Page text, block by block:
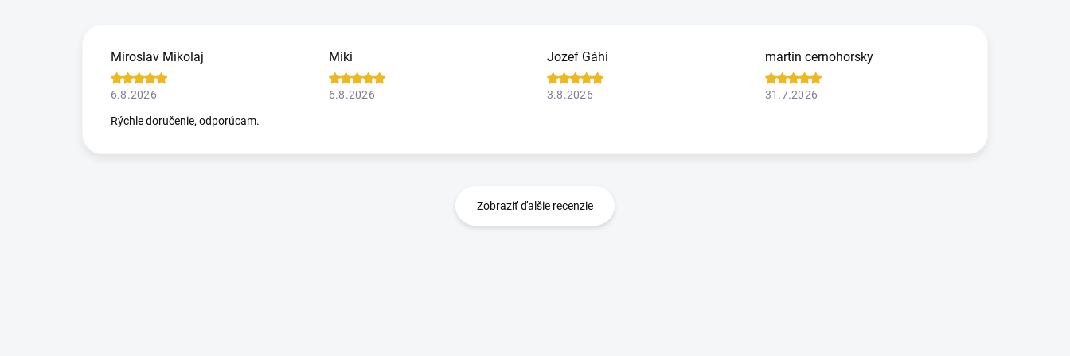
Miroslav Mikolaj
6.8.2026
Rýchle doručenie, odporúcam.
Miki
6.8.2026
Jozef Gáhi
3.8.2026
martin cernohorsky
31.7.2026
Zobraziť ďalšie recenzie